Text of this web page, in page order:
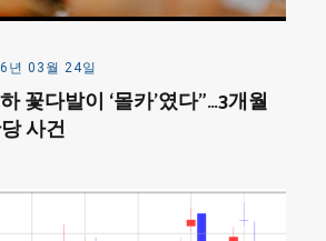
년 03월 24일
꽃다발이 ‘몰카’였다”…3개월
사건